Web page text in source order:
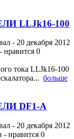
LLJk16-100
- 20 декабря 2012
нравится 0
тока LLJk16-100
больше
DF1-A
- 20 декабря 2012
- нравится 0